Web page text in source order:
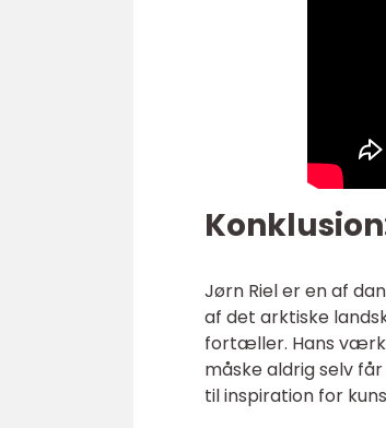
Jørn Riel er en af
af det arktiske
fortæller. Hans
måske aldrig selv
til inspiration for